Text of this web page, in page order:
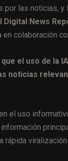
las noticias,
Digital News
colaboración
el uso de la
noticias
el uso
rápida